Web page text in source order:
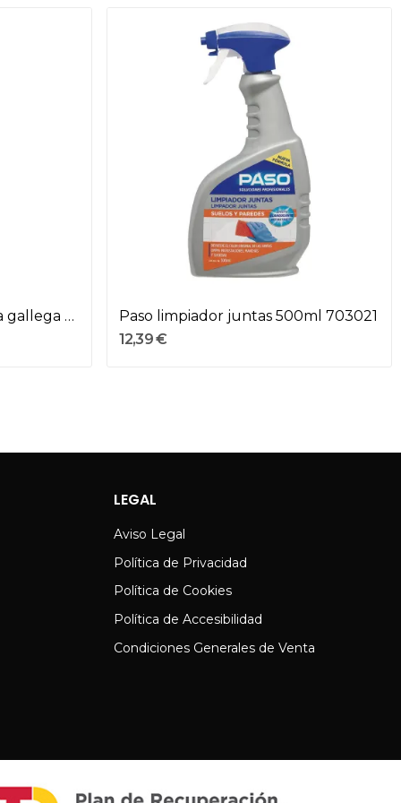
Mango buque de madera gallega con rosca y...
Paso limpiador juntas 500ml 703021
12,39 €
LEGAL
Aviso Legal
Política de Privacidad
Política de Cookies
Política de Accesibilidad
Condiciones Generales de Venta